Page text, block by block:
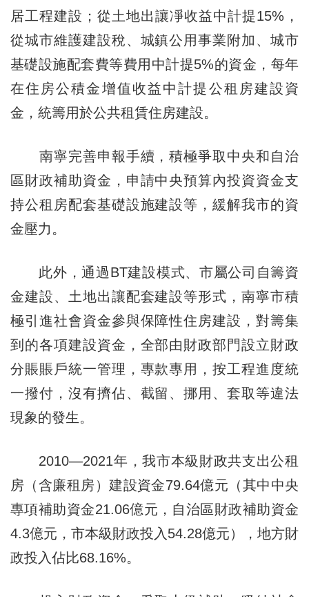
居工程建設；從土地出讓凈收益中計提15%，
從城市維護建設稅、城鎮公用事業附加、城市
基礎設施配套費等費用中計提5%的資金，每年
在住房公積金增值收益中計提公租房建設資
金，統籌用於公共租賃住房建設。
南寧完善申報手續，積極爭取中央和自治
區財政補助資金，申請中央預算內投資資金支
持公租房配套基礎設施建設等，緩解我市的資
金壓力。
此外，通過BT建設模式、市屬公司自籌資
金建設、土地出讓配套建設等形式，南寧市積
極引進社會資金參與保障性住房建設，對籌集
到的各項建設資金，全部由財政部門設立財政
分賬賬戶統一管理，專款專用，按工程進度統
一撥付，沒有擠佔、截留、挪用、套取等違法
現象的發生。
2010—2021年，我市本級財政共支出公租
房（含廉租房）建設資金79.64億元（其中中央
專項補助資金21.06億元，自治區財政補助資金
4.3億元，市本級財政投入54.28億元），地方財
政投入佔比68.16%。